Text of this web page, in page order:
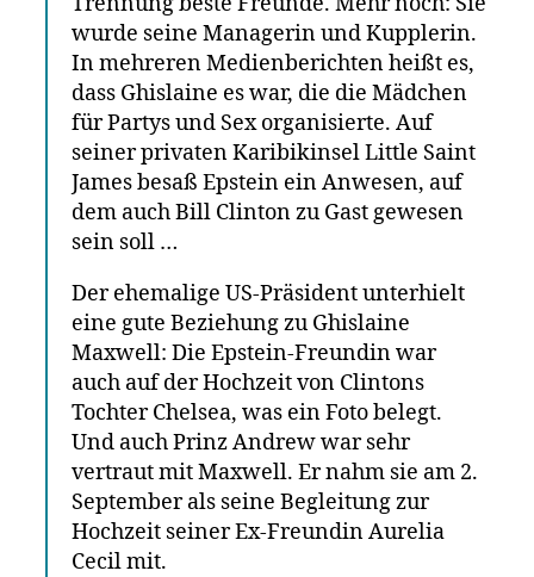
wurde seine Managerin und Kupplerin.
In mehreren Medienberichten heißt es,
dass Ghislaine es war, die die Mädchen
für Partys und Sex organisierte. Auf
seiner privaten Karibikinsel Little Saint
James besaß Epstein ein Anwesen, auf
dem auch Bill Clinton zu Gast gewesen
sein soll …
Der ehemalige US-Präsident unterhielt
eine gute Beziehung zu Ghislaine
Maxwell: Die Epstein-Freundin war
auch auf der Hochzeit von Clintons
Tochter Chelsea, was ein Foto belegt.
Und auch Prinz Andrew war sehr
vertraut mit Maxwell. Er nahm sie am 2.
September als seine Begleitung zur
Hochzeit seiner Ex-Freundin Aurelia
Cecil mit.